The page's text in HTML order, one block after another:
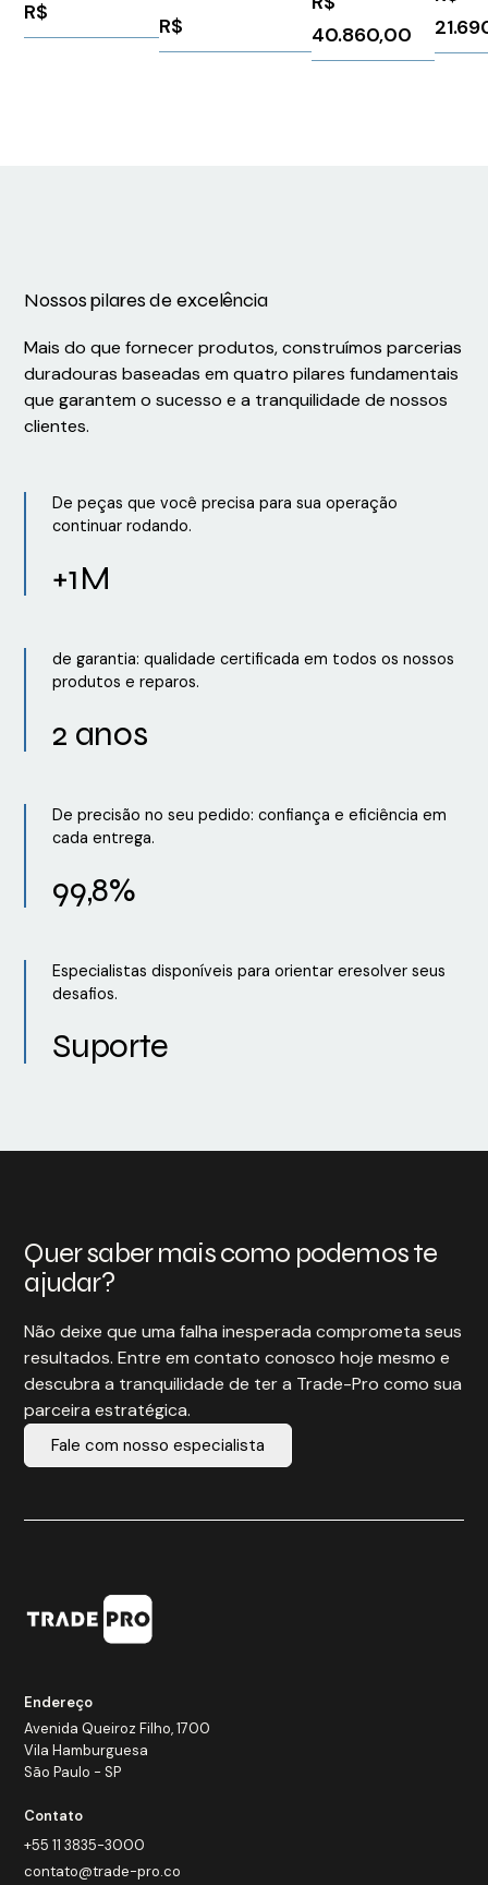
R$ 1FK70225AK711PG3
R$
125CV
Schneider
ATV630D90N4
40.860,00
1Kw
Nossos pilares de excelência
Mais do que fornecer produtos, construímos parcerias
duradouras baseadas em quatro pilares fundamentais
que garantem o sucesso e a tranquilidade de nossos
clientes.
De peças que você precisa para sua operação
continuar rodando.
+1M
de garantia: qualidade certificada em todos os nossos
produtos e reparos.
2 anos
De precisão no seu pedido: confiança e eficiência em
cada entrega.
99,8%
Especialistas disponíveis para orientar eresolver seus
desafios.
Suporte
Quer saber mais como podemos te
ajudar?
Não deixe que uma falha inesperada comprometa seus
resultados. Entre em contato conosco hoje mesmo e
descubra a tranquilidade de ter a Trade-Pro como sua
parceira estratégica.
Fale com nosso especialista
Endereço
Avenida Queiroz Filho, 1700
Vila Hamburguesa
São Paulo - SP
Contato
+55 11 3835-3000
contato@trade-pro.co